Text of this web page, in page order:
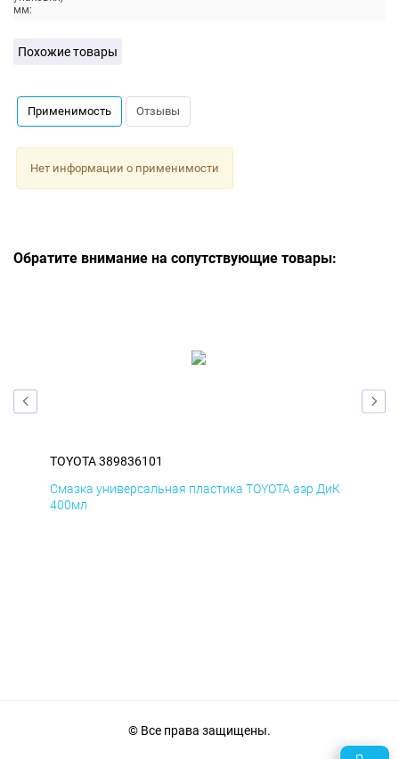
мм:
Похожие товары
Применимость Отзывы
Нет информации о применимости
Обратите внимание на сопутствующие товары:
TOYOTA 389836101
Смазка универсальная пластика TOYOTA аэр ДиК
400мл
© Все права защищены.